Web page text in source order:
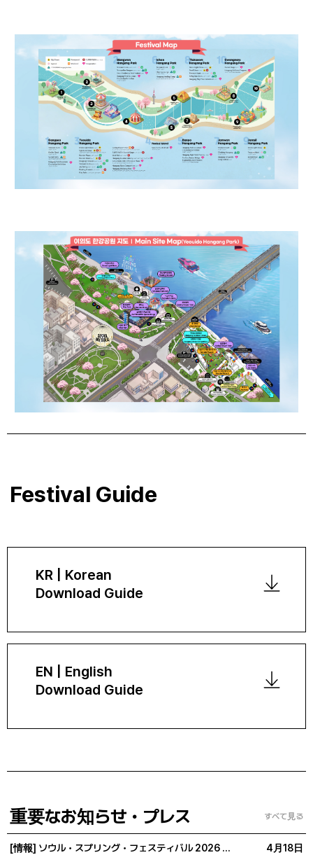
Festival Guide
KR | Korean
Download Guide
EN | English
Download Guide
重要なお知らせ・プレス すべて見る
[情報] ソウル・スプリング・フェスティバル 2026 来場者満足度調査 4月18日